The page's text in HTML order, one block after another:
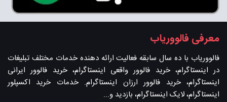
معرفی فالووریاب
فالووریاب با ده سال سابقه فعالیت ارائه دهنده خدمات مختلف تبلیغات
در اینستاگرام، خرید فالوور واقعی اینستاگرام، خرید فالوور ایرانی
اینستاگرام، خرید فالوور ارزان اینستاگرام. خدمات خرید اکسپلور
اینستاگرام، لایک اینستاگرام، بازدید و...